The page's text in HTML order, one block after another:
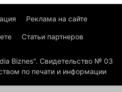
Реклама на сайте
Статьи партнеров
Biznes". Свидетельство № 03
по печати и информации